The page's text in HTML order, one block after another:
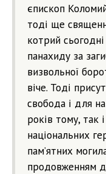
єпископ
тоді ще
котрий
панахиду за
визвольної
віче. Тоді
свобода і для
років тому, так
національних
пам’ятних
продовженням